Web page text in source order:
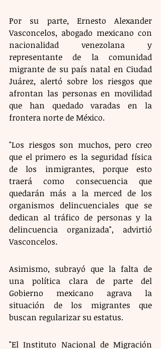
Por su parte, Ernesto Alexander
Vasconcelos, abogado mexicano con
nacionalidad venezolana y
representante de la comunidad
migrante de su país natal en Ciudad
Juárez, alertó sobre los riesgos que
afrontan las personas en movilidad
que han quedado varadas en la
frontera norte de México.
"Los riesgos son muchos, pero creo
que el primero es la seguridad física
de los inmigrantes, porque esto
traerá como consecuencia que
quedarán más a la merced de los
organismos delincuenciales que se
dedican al tráfico de personas y la
delincuencia organizada", advirtió
Vasconcelos.
Asimismo, subrayó que la falta de
una política clara de parte del
Gobierno mexicano agrava la
situación de los migrantes que
buscan regularizar su estatus.
"El Instituto Nacional de Migración